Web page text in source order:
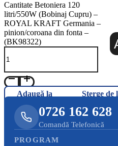
Cantitate Betoniera 120
litri/550W (Bobinaj Cupru) –
ROYAL KRAFT Germania –
pinion/coroana din fonta –
(BK98322)
Adaugă la
Favorite
Șterge de
0726 162 628
Comandă Telefonică
PROGRAM